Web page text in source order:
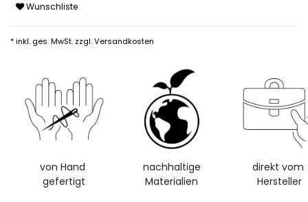
Wunschliste
* inkl. ges. MwSt. zzgl.Versandkosten
von Hand
gefertigt
nachhaltige
Materialien
direkt vom
Hersteller